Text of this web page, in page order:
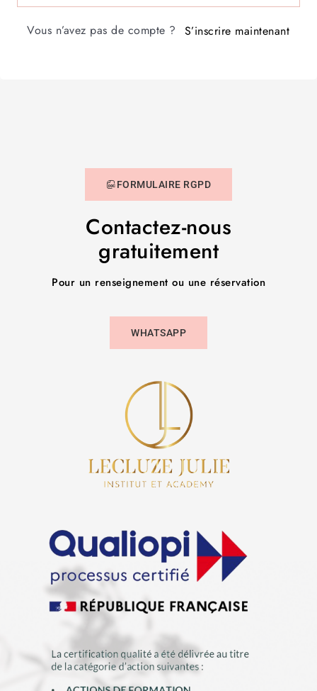
Vous n’avez pas de compte ? S’inscrire maintenant
FORMULAIRE RGPD
Contactez-nous
gratuitement
Pour un renseignement ou une réservation
WHATSAPP